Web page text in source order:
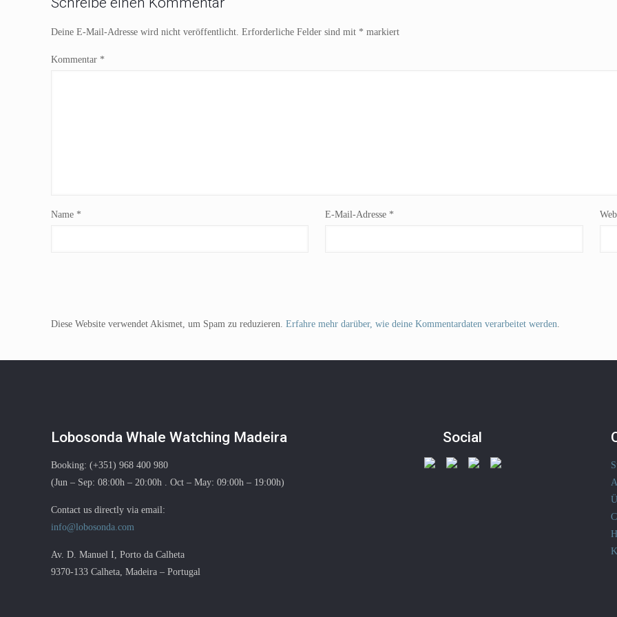
Deine E-Mail-Adresse wird nicht veröffentlicht. Erforderliche Felder sind mit * markiert
Kommentar *
Name * E-Mail-Adresse *
Diese Website verwendet Akismet, um Spam zu reduzieren. Erfahre mehr darüber, wie deine Kommentardaten verarbeitet werden.
Lobosonda Whale Watching Madeira
Booking: (+351) 968 400 980
(Jun – Sep: 08:00h – 20:00h . Oct – May: 09:00h – 19:00h)
Contact us directly via email:
info@lobosonda.com
Av. D. Manuel I, Porto da Calheta
9370-133 Calheta, Madeira – Portugal
Social